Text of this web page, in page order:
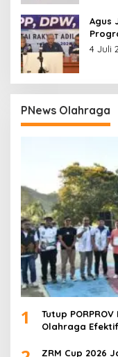
Agus
4 Juli
PNews Olahraga
1
Tutup
Olahraga
ZRM Cup 2026